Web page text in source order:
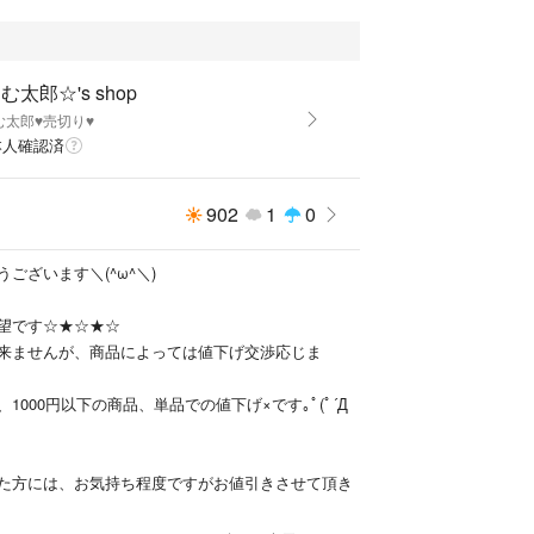
太郎☆'s shop
太郎♥売切り♥
確認済
902 1 0
ございます＼(^ω^＼)
です☆★☆★☆
ませんが、商品によっては値下げ交渉応じま
1000円以下の商品、単品での値下げ×です｡ﾟ(ﾟ´Д
方には、お気持ち程度ですがお値引きさせて頂き